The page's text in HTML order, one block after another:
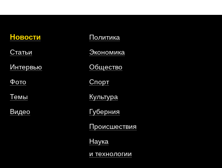
Новости
Статьи
Интервью
Фото
Темы
Видео
Политика
Экономика
Общество
Спорт
Культура
Губерния
Происшествия
Наука
и технологии